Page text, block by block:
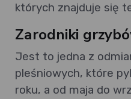
których znajduje się
Zarodniki
Jest to jedna z
pleśniowych, które
roku, a od maja do